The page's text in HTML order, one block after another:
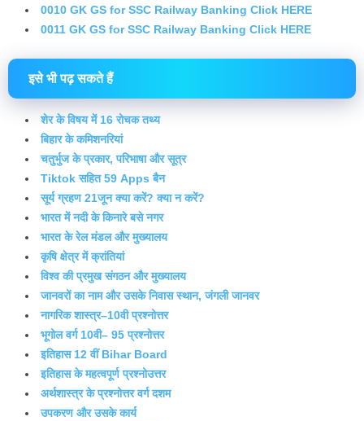
0010 GK GS for SSC Railway Banking Click HERE
0011 GK GS for SSC Railway Banking Click HERE
इसे भी पढ़ सकते हैं
शेर के विषय में 16 रोचक तथ्य
बिहार के कमिशनरियां
चतुर्भुज के प्रकार, परिभाषा और सूत्र
Tiktok सहित 59 Apps बैन
सूर्य ग्रहण 21जून क्या करें? क्या न करें?
भारत में नदी के किनारे बसे नगर
भारत के रेल मंडल और मुख्यालय
कृषि क्षेत्र में क्रांतियां
विश्व की प्रमुख संगठन और मुख्यालय
जानवरों का नाम और उसके निवास स्थान, जंगली जानवर
नागरिक शास्त्र–10वी प्रश्नोत्तर
भूगोल वर्ग 10वी– 95 प्रश्नोत्तर
इतिहास 12 वीं Bihar Board
इतिहास के महत्वपूर्ण प्रश्नोउत्तर
अर्थशास्त्र के प्रश्नोत्तर वर्ग दशम
उपकरण और उसके कार्य